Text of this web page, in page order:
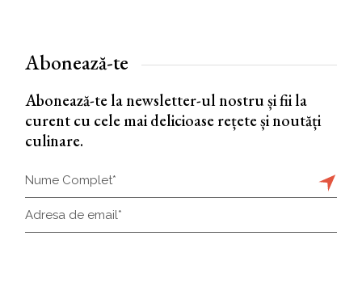
Abonează-te
Abonează-te la newsletter-ul nostru și fii la
curent cu cele mai delicioase rețete și noutăți
culinare.